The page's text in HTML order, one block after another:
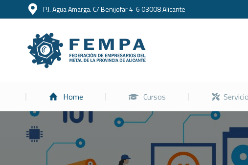
P.I. Agua Amarga. C/ Benijofar 4-6 03008 Alicante
Home Cursos
Home